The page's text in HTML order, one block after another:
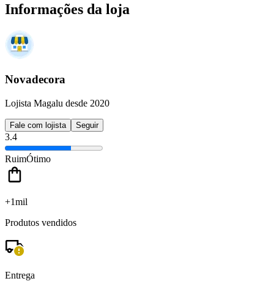
Informações da loja
Novadecora
Lojista Magalu desde 2020
Fale com lojista Seguir
3.4
RuimÓtimo
+1mil
Produtos vendidos
Entrega